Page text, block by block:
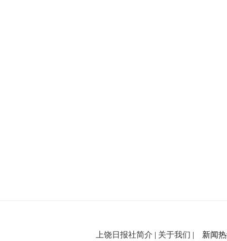
上饶日报社简介 | 关于我们 | 新闻热